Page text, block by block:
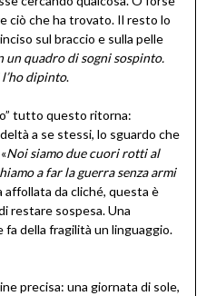
ciò che ha trovato. Il resto lo
sul braccio e sulla pelle
un quadro di sogni sospinto.
dipinto.
tutto questo ritorna:
a se stessi, lo sguardo che
Noi siamo due cuori rotti al
a far la guerra senza armi
affollata da cliché, questa è
restare sospesa. Una
fa della fragilità un linguaggio.
precisa: una giornata di sole,